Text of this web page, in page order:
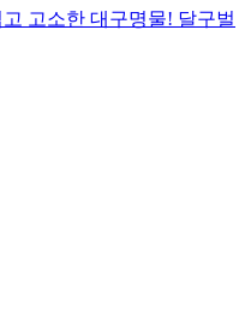
고소한 대구명물! 달구벌